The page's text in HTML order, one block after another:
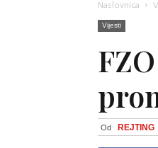
Naslovnica
Vijesti
Od REJTING